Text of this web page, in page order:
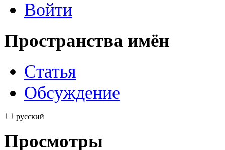
Войти
Пространства имён
Статья
Обсуждение
русский
Просмотры